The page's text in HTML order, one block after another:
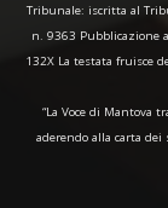
Tribunale: iscritta al
n. 9363 Pubblicazione
132X La testata fruisce
“La Voce di Mantova
aderendo alla carta